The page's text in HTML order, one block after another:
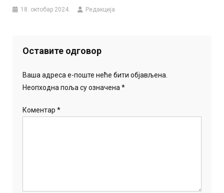
18. октобар 2024. Редакција
Оставите одговор
Ваша адреса е-поште неће бити објављена.
Неопходна поља су означена*
Коментар*